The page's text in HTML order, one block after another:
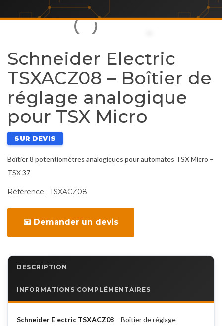
Schneider Electric
TSXACZ08 – Boîtier de
réglage analogique
pour TSX Micro
SUR DEVIS
Boîtier 8 potentiomètres analogiques pour automates TSX Micro –
TSX 37
Référence : TSXACZ08
📧 Demander un devis
DESCRIPTION
INFORMATIONS COMPLÉMENTAIRES
Schneider Electric TSXACZ08 – Boîtier de réglage